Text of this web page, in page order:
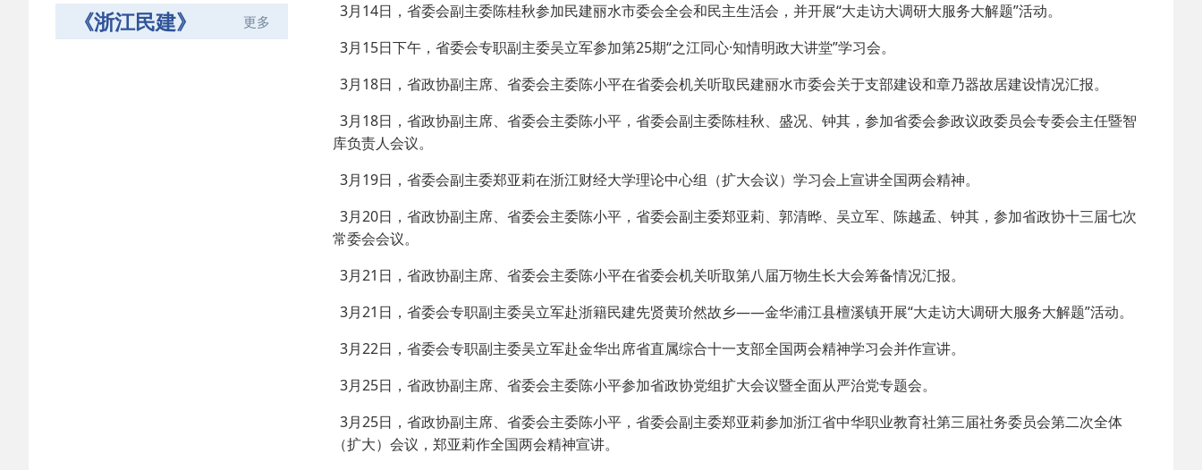
《浙江民建》 更多
3月14日，省委会副主委陈桂秋参加民建丽水市委会全会和民主生活会，并开展“大走访大调研大服务大解题”活动。
3月15日下午，省委会专职副主委吴立军参加第25期“之江同心·知情明政大讲堂”学习会。
3月18日，省政协副主席、省委会主委陈小平在省委会机关听取民建丽水市委会关于支部建设和章乃器故居建设情况汇报。
3月18日，省政协副主席、省委会主委陈小平，省委会副主委陈桂秋、盛况、钟其，参加省委会参政议政委员会专委会主任暨智
库负责人会议。
3月19日，省委会副主委郑亚莉在浙江财经大学理论中心组（扩大会议）学习会上宣讲全国两会精神。
3月20日，省政协副主席、省委会主委陈小平，省委会副主委郑亚莉、郭清晔、吴立军、陈越孟、钟其，参加省政协十三届七次
常委会会议。
3月21日，省政协副主席、省委会主委陈小平在省委会机关听取第八届万物生长大会筹备情况汇报。
3月21日，省委会专职副主委吴立军赴浙籍民建先贤黄玠然故乡——金华浦江县檀溪镇开展“大走访大调研大服务大解题”活动。
3月22日，省委会专职副主委吴立军赴金华出席省直属综合十一支部全国两会精神学习会并作宣讲。
3月25日，省政协副主席、省委会主委陈小平参加省政协党组扩大会议暨全面从严治党专题会。
3月25日，省政协副主席、省委会主委陈小平，省委会副主委郑亚莉参加浙江省中华职业教育社第三届社务委员会第二次全体
（扩大）会议，郑亚莉作全国两会精神宣讲。